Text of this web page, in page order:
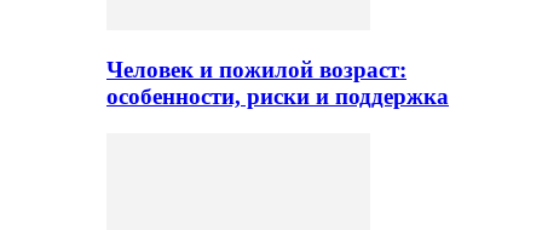
Человек и пожилой возраст:
особенности, риски и поддержка